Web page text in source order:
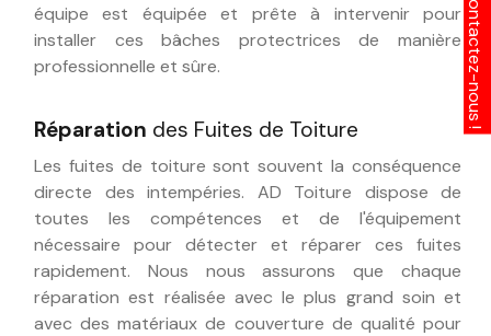
équipe est équipée et prête à intervenir pour
installer ces bâches protectrices de manière
professionnelle et sûre.
Réparation des Fuites de Toiture
Les fuites de toiture sont souvent la conséquence
directe des intempéries. AD Toiture dispose de
toutes les compétences et de l'équipement
nécessaire pour détecter et réparer ces fuites
rapidement. Nous nous assurons que chaque
réparation est réalisée avec le plus grand soin et
avec des matériaux de couverture de qualité pour